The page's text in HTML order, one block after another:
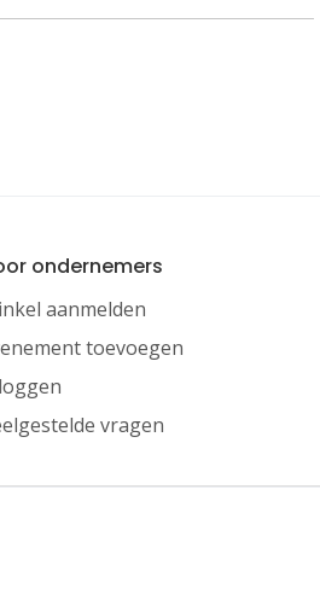
ondernemers
aanmelden
toevoegen
vragen